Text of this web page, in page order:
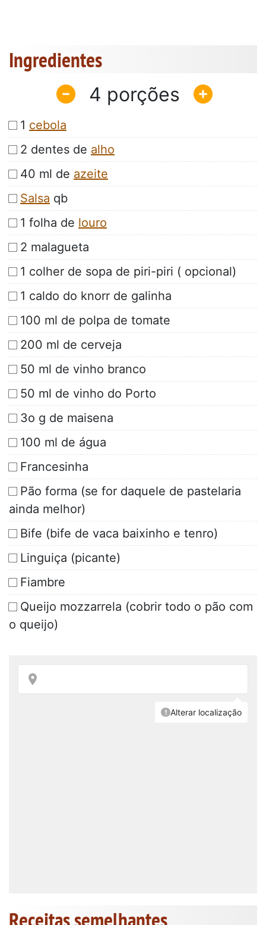
Ingredientes
4
1 cebola
2 dentes de alho
40 ml de azeite
Salsa qb
1 folha de louro
2 malagueta
1 colher de sopa de piri-piri ( opcional)
1 caldo do knorr de galinha
100 ml de polpa de tomate
200 ml de cerveja
50 ml de vinho branco
50 ml de vinho do Porto
3o g de maisena
100 ml de água
Francesinha
Pão forma (se for daquele de pastelaria
ainda melhor)
Bife (bife de vaca baixinho e tenro)
Linguiça (picante)
Fiambre
Queijo mozzarrela (cobrir todo o pão com
o queijo)